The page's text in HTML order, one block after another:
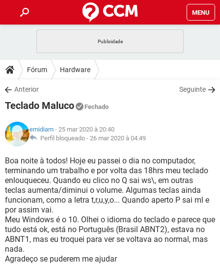
MENU
CELULAR
OUTLOOK
INSTAGRAM
GUIA DE COMPRAS
DICAS
JOGOS
INSTAGRAM
GUIA DE COMPRAS
DOWNLOADS
JOGOS
CELULAR
OUTLOOK EXCEL
INSTAGRAM GMAIL
GUIA DE COMPRAS
JOGOS
CELULAR
OUTLOOK EXCEL
INSTAGRAM GMAIL
GUIA DE COMPRAS
GLOSSÁRIO
WHATSAPP
CELULAR FACEBOOK
OUTLOOK EXCEL
INSTAGRAM
GUIA DE COMPRAS
Fórum Hardware
Anterior Seguinte
Teclado Maluco Fechado
emidiam - 25 mar 2020 à 20:40
Perfil bloqueado - 26 mar 2020 à 04:49
Boa noite à todos! Hoje eu passei o dia no computador,
terminando um trabalho e por volta das 18hrs meu teclado
enlouqueceu. Quando eu clico no Q sai ws\, em outras
teclas aumenta/diminui o volume. Algumas teclas ainda
funcionam, como a letra t,r,u,y,o... Quando aperto P sai ml e
por assim vai.
Meu Windows é o 10. Olhei o idioma do teclado e parece que
tudo está ok, está no Português (Brasil ABNT2), estava no
ABNT1, mas eu troquei para ver se voltava ao normal, mas
nada.
Agradeço se puderem me ajudar